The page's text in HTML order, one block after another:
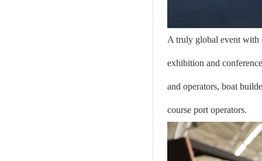
A truly global event
exhibition and
and operators, boat
course port operators.